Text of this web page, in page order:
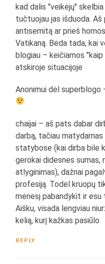
kad dalis "veikėjų"
tučtuojau jas išduoda.
antisemitą ar prieš
Vatikaną. Bėda tada, kai
blogiau – keičiamos
atskiroje situacijoje
Anonimui dėl superblogo
chaijai – aš pats dabar
darbą, tačiau
statybose (kai dirba bile
gerokai didesnes sumas,
atlyginimas), dažnai
profesiją. Todėl kruopų
mėnesį pabandykit ir
Aišku, visada lengviau
kelią, kurį kažkas pasiūlo
REPLY